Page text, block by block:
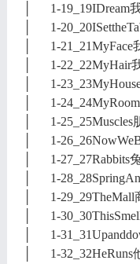
│ 1-19_19IDream
│ 1-
│ 1-21_21MyFace
│ 1-22_22MyHair
│ 1-
│ 1-
│ 1-25_25Muscles
│ 1-
│ 1-27_27Rabbits
│ 1-
│ 1-29_29TheMall
│ 1-
│ 1-
│ 1-32_32HeRuns